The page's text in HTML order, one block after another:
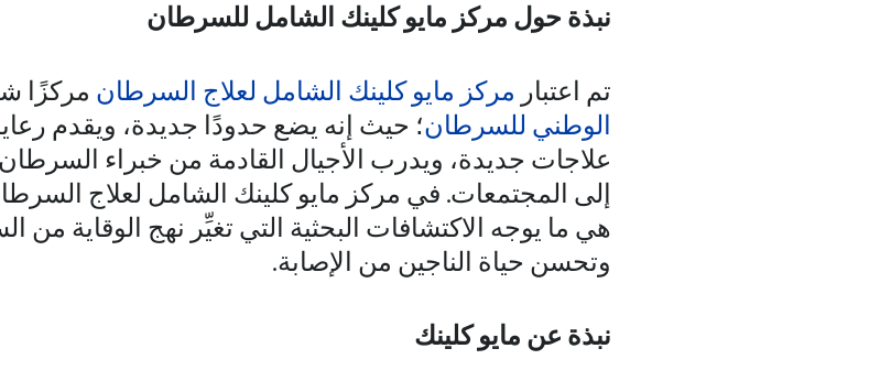
نبذة حول مركز مايو كلينك الشامل للسرطان
تم اعتبار مركز مايو كلينك الشامل لعلاج السرطان مركزًا
الوطني للسرطان؛ حيث إنه يضع حدودًا جديدة، ويقدم
علاجات جديدة، ويدرب الأجيال القادمة من خبراء
إلى المجتمعات. في مركز مايو كلينك الشامل لعلاج
هي ما يوجه الاكتشافات البحثية التي تغيِّر نهج الوقاية من
وتحسن حياة الناجين من الإصابة.
نبذة عن مايو كلينك